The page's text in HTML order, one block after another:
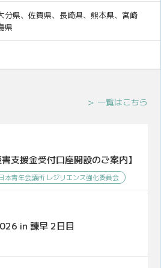
分県、佐賀県、長崎県、熊本県、宮崎
県
一覧はこちら
支援金受付口座開設のご案内】
本青年会議所 レジリエンス強化委員会
in 諫早 2日目